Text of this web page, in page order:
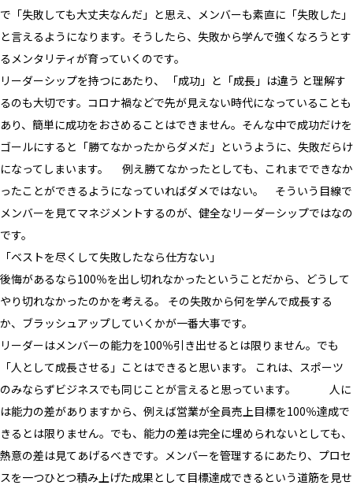
で「失敗しても大丈夫なんだ」と思え、メンバーも素直に「失敗した」
と言えるようになります。そうしたら、失敗から学んで強くなろうとす
るメンタリティが育っていくのです。
リーダーシップを持つにあたり、 「成功」と「成長」は違う と理解す
るのも大切です。コロナ禍などで先が見えない時代になっていることも
あり、簡単に成功をおさめることはできません。そんな中で成功だけを
ゴールにすると「勝てなかったからダメだ」というように、失敗だらけ
になってしまいます。 例え勝てなかったとしても、これまでできなか
ったことができるようになっていればダメではない。 そういう目線で
メンバーを見てマネジメントするのが、健全なリーダーシップではなの
です。
「ベストを尽くして失敗したなら仕方ない」
後悔があるなら100％を出し切れなかったということだから、どうして
やり切れなかったのかを考える。 その失敗から何を学んで成長する
か、ブラッシュアップしていくかが一番大事です。
リーダーはメンバーの能力を100％引き出せるとは限りません。でも
「人として成長させる」ことはできると思います。 これは、スポーツ
のみならずビジネスでも同じことが言えると思っています。 人に
は能力の差がありますから、例えば営業が全員売上目標を100％達成で
きるとは限りません。でも、能力の差は完全に埋められないとしても、
熱意の差は見てあげるべきです。メンバーを管理するにあたり、プロセ
スを一つひとつ積み上げた成果として目標達成できるという道筋を見せ